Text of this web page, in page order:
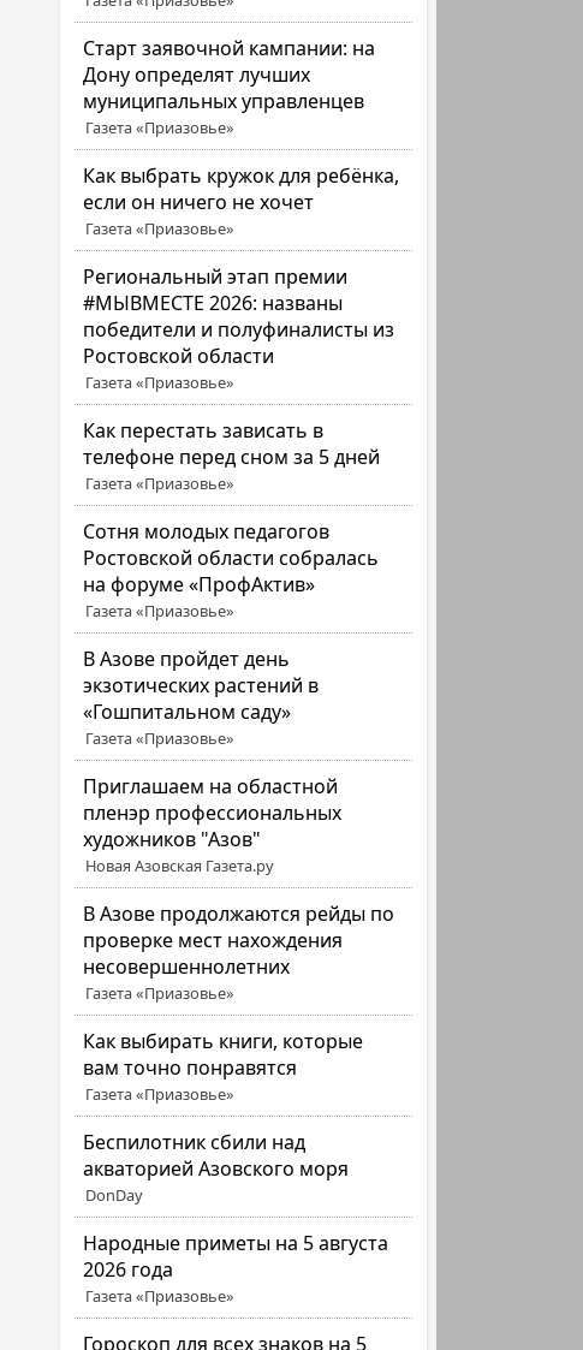
Старт заявочной кампании: на
Дону определят лучших
муниципальных управленцев
Газета «Приазовье»
Как выбрать кружок для ребёнка,
если он ничего не хочет
Газета «Приазовье»
Региональный этап премии
#МЫВМЕСТЕ 2026: названы
победители и полуфиналисты из
Ростовской области
Газета «Приазовье»
Как перестать зависать в
телефоне перед сном за 5 дней
Газета «Приазовье»
Сотня молодых педагогов
Ростовской области собралась
на форуме «ПрофАктив»
Газета «Приазовье»
В Азове пройдет день
экзотических растений в
«Гошпитальном саду»
Газета «Приазовье»
Приглашаем на областной
пленэр профессиональных
художников "Азов"
Новая Азовская Газета.ру
В Азове продолжаются рейды по
проверке мест нахождения
несовершеннолетних
Газета «Приазовье»
Как выбирать книги, которые
вам точно понравятся
Газета «Приазовье»
Беспилотник сбили над
акваторией Азовского моря
DonDay
Народные приметы на 5 августа
2026 года
Газета «Приазовье»
Гороскоп для всех знаков на 5